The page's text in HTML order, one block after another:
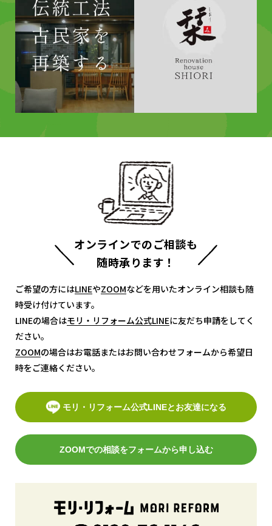
オンラインでのご相談も
随時承ります！
ご希望の方にはLINE
LINEやZOOM
ZOOMなどを用いたオンライン相談も随
時受け付けています。
LINEの場合はモリ・リフォーム公式LINE
モリ・リフォーム公式LINEに友だち申請をしてく
ださい。
ZOOM
ZOOMの場合はお電話またはお問い合わせフォームから希望日
時をご連絡ください。
モリ・リフォーム公式LINEとお友達になる
ZOOMでの相談をフォームから申し込む